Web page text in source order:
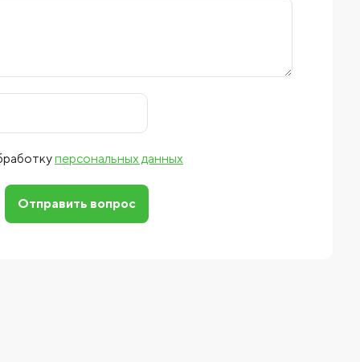
персональных данных
Отправить вопрос